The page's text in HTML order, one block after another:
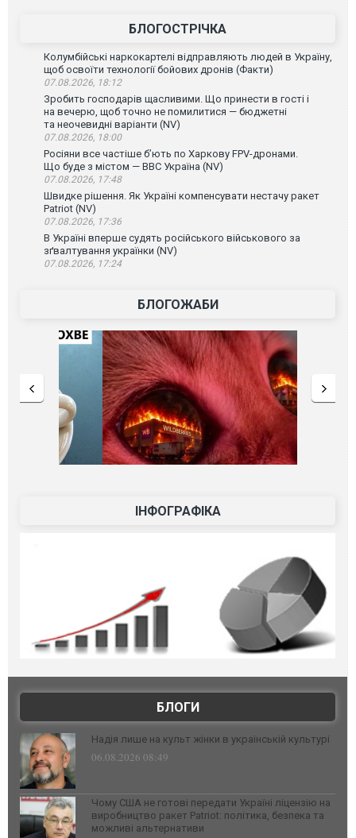
БЛОГОСТРІЧКА
Колумбійські наркокартелі відправляють людей в Україну,
щоб освоїти технології бойових дронів (Факти)
07.08.2026, 18:12
Зробить господарів щасливими. Що принести в гості і
на вечерю, щоб точно не помилитися — бюджетні
та неочевидні варіанти (NV)
07.08.2026, 18:00
Росіяни все частіше бʼють по Харкову FPV-дронами.
Що буде з містом — ВВС Україна (NV)
07.08.2026, 17:48
Швидке рішення. Як Україні компенсувати нестачу ракет
Patriot (NV)
07.08.2026, 17:36
В Україні вперше судять російського військового за
зґвалтування українки (NV)
07.08.2026, 17:24
БЛОГОЖАБИ
ІНФОГРАФІКА
БЛОГИ
Надія лише на культ жінки в українській культурі
06.08.2026 08:49
Чому США не готові передати Україні ліцензію на
виробництво ракет Patriot: політика, безпека та
можливі альтернативи